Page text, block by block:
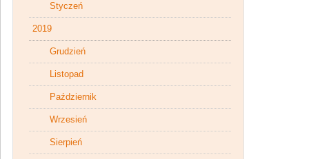
Styczeń
2019
Grudzień
Listopad
Październik
Wrzesień
Sierpień